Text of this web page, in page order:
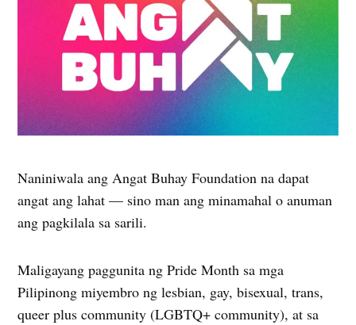
Naniniwala ang Angat Buhay Foundation na dapat
angat ang lahat — sino man ang minamahal o anuman
ang pagkilala sa sarili.
Maligayang paggunita ng Pride Month sa mga
Pilipinong miyembro ng lesbian, gay, bisexual, trans,
queer plus community (LGBTQ+ community), at sa